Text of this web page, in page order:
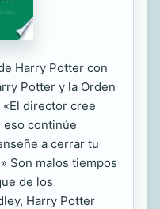
Harry Potter con
Potter y la Orden
director cree
continúe
a cerrar tu
Son malos tiempos
de los
Harry Potter